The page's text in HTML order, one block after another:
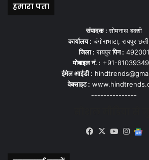
हमारा पता
संपादक :सोमनाथ बक्शी
कार्यालय : चंगोराभाटा, रायपुर
जिला : रायपुरपिन : 492001
मोबाइल नं. : +91-
ईमेल आईडी :
वेबसाइट :
---------------
Facebook
X YouTube